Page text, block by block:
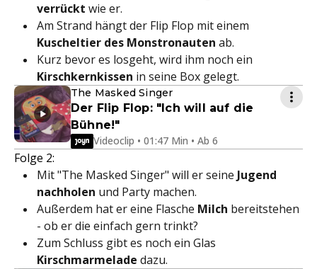
verrückt wie er.
Am Strand hängt der Flip Flop mit einem
Kuscheltier des Monstronauten ab.
Kurz bevor es losgeht, wird ihm noch ein
Kirschkernkissen in seine Box gelegt.
The Masked Singer
Der Flip Flop: "Ich will auf die
Bühne!"
Videoclip • 01:47 Min • Ab 6
Folge 2:
Mit "The Masked Singer" will er seine Jugend
nachholen und Party machen.
Außerdem hat er eine Flasche Milch bereitstehen
- ob er die einfach gern trinkt?
Zum Schluss gibt es noch ein Glas
Kirschmarmelade dazu.